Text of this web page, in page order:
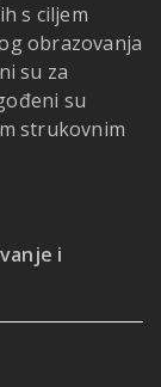
s ciljem
obrazovanja
su za
su
strukovnim
i